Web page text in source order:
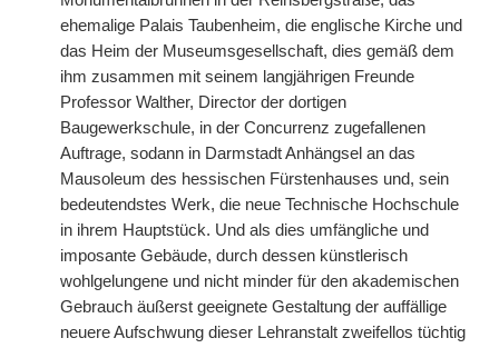
ehemalige Palais Taubenheim, die englische Kirche und
das Heim der Museumsgesellschaft, dies gemäß dem
ihm zusammen mit seinem langjährigen Freunde
Professor Walther, Director der dortigen
Baugewerkschule, in der Concurrenz zugefallenen
Auftrage, sodann in Darmstadt Anhängsel an das
Mausoleum des hessischen Fürstenhauses und, sein
bedeutendstes Werk, die neue Technische Hochschule
in ihrem Hauptstück. Und als dies umfängliche und
imposante Gebäude, durch dessen künstlerisch
wohlgelungene und nicht minder für den akademischen
Gebrauch äußerst geeignete Gestaltung der auffällige
neuere Aufschwung dieser Lehranstalt zweifellos tüchtig